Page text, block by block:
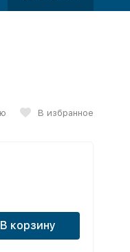
В избранное
В корзину